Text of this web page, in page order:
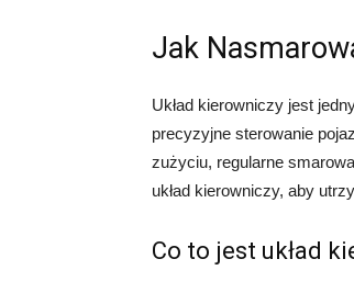
Jak
Układ kierowniczy jest
precyzyjne sterowanie
zużyciu, regularne
układ kierowniczy, aby
Co to jest układ